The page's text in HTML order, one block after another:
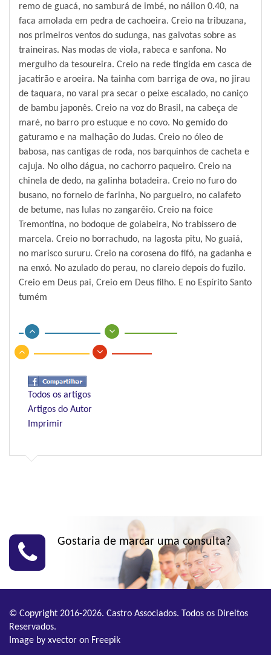
remo de guacá, no samburá de imbé, no náilon 0.40, na
faca amolada em pedra de cachoeira. Creio na tribuzana,
nos primeiros ventos do sudunga, nas gaivotas sobre as
traineiras. Nas modas de viola, rabeca e sanfona. No
mergulho da tesoureira. Creio na rede tingida em casca de
jacatirão e aroeira. Na tainha com barriga de ova, no jirau
de taquara, no varal pra secar o peixe escalado, no caniço
de bambu japonês. Creio na voz do Brasil, na cabeça de
maré, no barro pro estuque e no covo. No gemido do
gaturamo e na malhação do Judas. Creio no óleo de
babosa, nas cantigas de roda, nos barquinhos de cacheta e
cajuja. No olho dágua, no cachorro paqueiro. Creio na
chinela de dedo, na galinha botadeira. Creio no furo do
busano, no forneio de farinha, No pargueiro, no calafeto
de betume, nas lulas no zangarêio. Creio na foice
Tremontina, no bodoque de goiabeira, No trabissero de
marcela. Creio no borrachudo, na lagosta pitu, No guaiá,
no marisco sururu. Creio na corosena do fifó, na gadanha e
na enxó. No azulado do perau, no clareio depois do fuzilo.
Creio em Deus pai, Creio em Deus filho. E no Espírito Santo
tumém
Todos os artigos
Artigos do Autor
Imprimir
Gostaria de marcar uma consulta?
© Copyright 2016-2026. Castro Associados. Todos os Direitos
Reservados.
Image by xvector on Freepik